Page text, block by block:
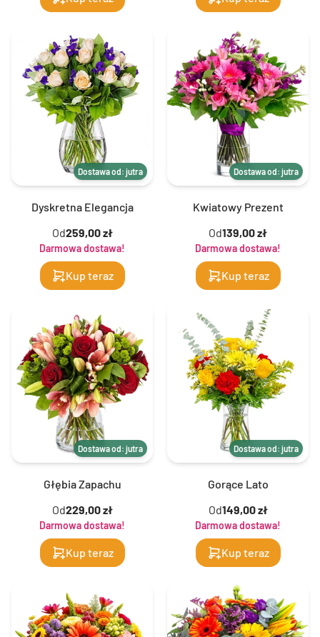
Dostawa od: jutra
Dyskretna Elegancja
Od259,00 zł
Darmowa dostawa!
Kup teraz
Dostawa od: jutra
Kwiatowy Prezent
Od139,00 zł
Darmowa dostawa!
Kup teraz
Dostawa od: jutra
Głębia Zapachu
Od229,00 zł
Darmowa dostawa!
Kup teraz
Dostawa od: jutra
Gorące Lato
Od149,00 zł
Darmowa dostawa!
Kup teraz